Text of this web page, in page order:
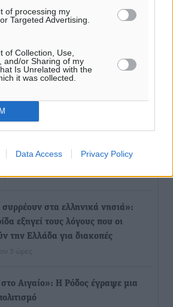
of processing my
Targeted Advertising.
of Collection, Use,
and/or Sharing of my
Is Unrelated with the
it was collected.
Data Access Privacy Policy
στις τουριστικές επενδύσεις
2 ώρες
στις 13 Περιφέρειες για μέτρα
3 ώρες
συρρέουν στα ελληνικά νησιά»:
εξηγεί τους λόγους που οι
την Ελλάδα για διακοπές
3 ώρες
Αιγαίο»: Η Ρόδος έγραψε μια